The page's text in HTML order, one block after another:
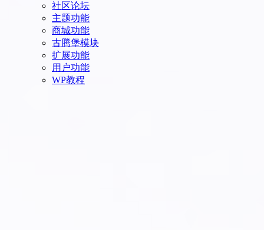
社区论坛
主题功能
商城功能
古腾堡模块
扩展功能
用户功能
WP教程